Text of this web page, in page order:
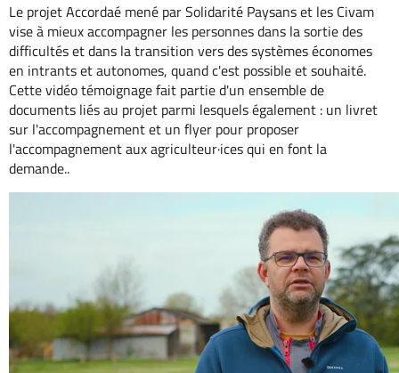
Le projet Accordaé mené par Solidarité Paysans et les Civam
vise à mieux accompagner les personnes dans la sortie des
difficultés et dans la transition vers des systèmes économes
en intrants et autonomes, quand c'est possible et souhaité.
Cette vidéo témoignage fait partie d'un ensemble de
documents liés au projet parmi lesquels également : un livret
sur l'accompagnement et un flyer pour proposer
l'accompagnement aux agriculteur·ices qui en font la
demande..